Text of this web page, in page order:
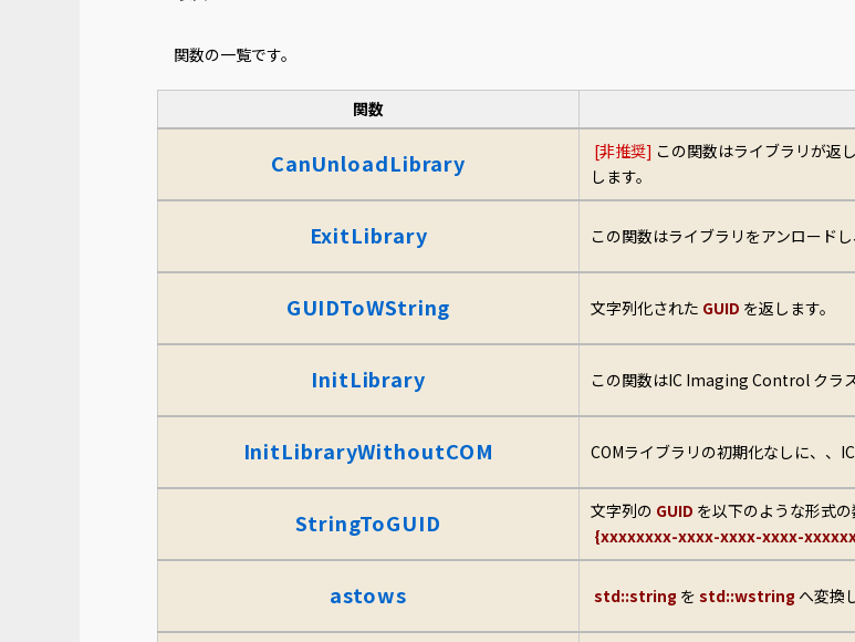
関数の一覧です。
関数
CanUnloadLibrary [非推奨] この関数はライブラリが返
します。
ExitLibrary この関数はライブラリをアンロード
GUIDToWString 文字列化された GUID を返します。
InitLibrary この関数はIC Imaging Control クラ
InitLibraryWithoutCOM COMライブラリの初期化なしに、、
StringToGUID 文字列の GUID を以下のような形式の
{xxxxxxxx-xxxx-xxxx-xxxx-
astows std::string を std::wstring へ変換